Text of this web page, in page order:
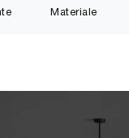
Materiale